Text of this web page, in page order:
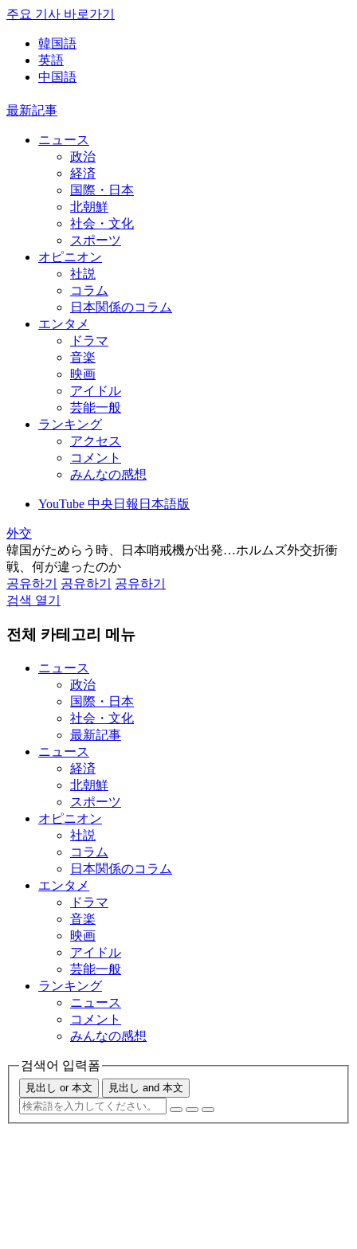
주요 기사 바로가기
韓国語
英語
中国語
最新記事
ニュース
政治
経済
国際・日本
北朝鮮
社会・文化
スポーツ
オピニオン
社説
コラム
日本関係のコラム
エンタメ
ドラマ
音楽
映画
アイドル
芸能一般
ランキング
アクセス
コメント
みんなの感想
YouTube 中央日報日本語版
外交
韓国がためらう時、日本哨戒機が出発…ホルムズ外交折衝
戦、何が違ったのか
공유하기
공유하기
공유하기
검색 열기
전체 카테고리 메뉴
ニュース
政治
国際・日本
社会・文化
最新記事
ニュース
経済
北朝鮮
スポーツ
オピニオン
社説
コラム
日本関係のコラム
エンタメ
ドラマ
音楽
映画
アイドル
芸能一般
ランキング
ニュース
コメント
みんなの感想
검색어 입력폼
見出し or 本文 見出し and 本文